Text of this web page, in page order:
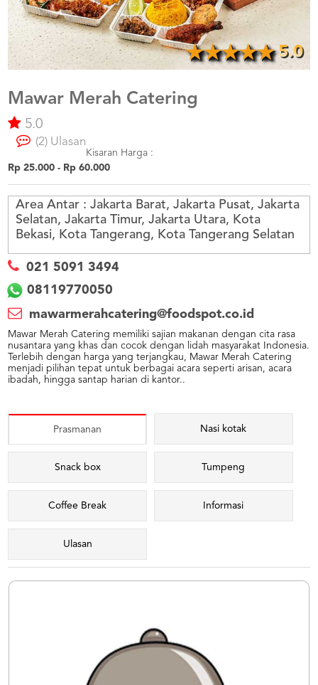
US
CATERERS
BLOG
TERMS
CONDITIONS
CALL
CENTER
021
3494
5.0
Mawar Merah Catering
5.0
(2) Ulasan
Kisaran Harga :
Rp 25.000 - Rp 60.000
Area Antar : Jakarta Barat, Jakarta Pusat, Jakarta
Selatan, Jakarta Timur, Jakarta Utara, Kota
Bekasi, Kota Tangerang, Kota Tangerang Selatan
021 5091 3494
08119770050
mawarmerahcatering@foodspot.co.id
Mawar Merah Catering memiliki sajian makanan dengan cita rasa
nusantara yang khas dan cocok dengan lidah masyarakat Indonesia.
Terlebih dengan harga yang terjangkau, Mawar Merah Catering
menjadi pilihan tepat untuk berbagai acara seperti arisan, acara
ibadah, hingga santap harian di kantor..
Prasmanan Nasi kotak
Snack box Tumpeng
Coffee Break Informasi
Ulasan